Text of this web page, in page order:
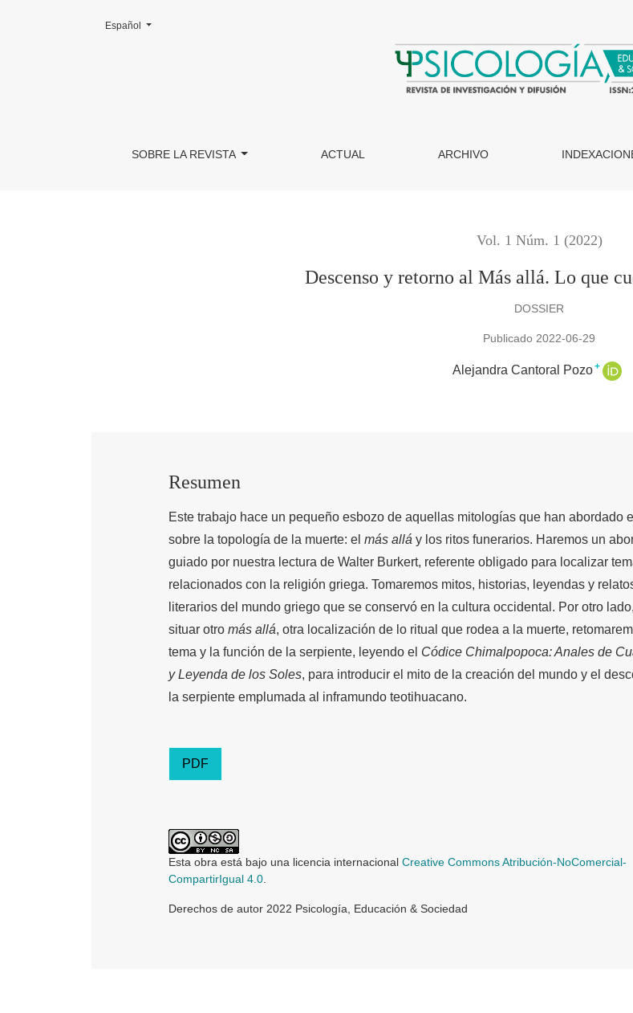
Descenso y retorno al Más allá. Lo que cuenta una serpiente
SOBRE LA REVISTA ACTUAL ARCHIVO
Cambiar el idioma. El actual es:
Español
Vol. 1 Núm. 1 (2022)
Descenso y retorno al Más allá. Lo que
DOSSIER
Publicado 2022-06-29
Alejandra Cantoral Pozo+
Resumen
Este trabajo hace un pequeño esbozo de aquellas mitologías que han abordado
sobre la topología de la muerte: el más allá y los ritos funerarios. Haremos un
guiado por nuestra lectura de Walter Burkert, referente obligado para localizar
relacionados con la religión griega. Tomaremos mitos, historias, leyendas y
literarios del mundo griego que se conservó en la cultura occidental. Por otro
situar otro más allá, otra localización de lo ritual que rodea a la muerte,
tema y la función de la serpiente, leyendo el Códice Chimalpopoca: Anales de
y Leyenda de los Soles, para introducir el mito de la creación del mundo y el
la serpiente emplumada al inframundo teotihuacano.
PDF
Esta obra está bajo una licencia internacional Creative Commons Atribución-NoComercial-
CompartirIgual 4.0
Derechos de autor 2022 Psicología, Educación & Sociedad